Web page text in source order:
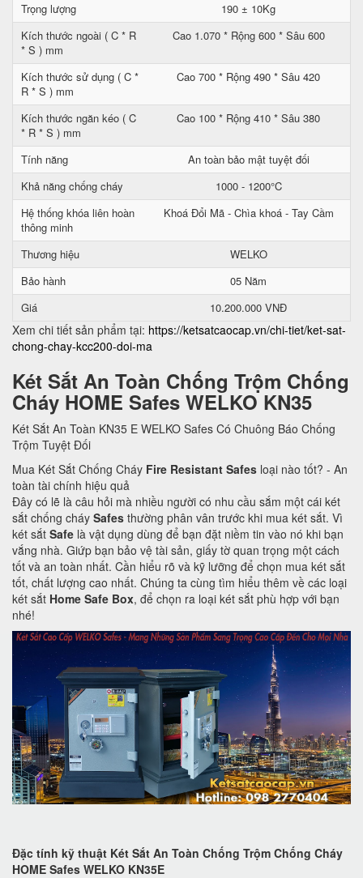
Trọng lượng
190 ± 10Kg
Kích thước ngoài ( C * R
* S ) mm
Cao 1.070 * Rộng 600 * Sâu 600
Kích thước sử dụng ( C *
R * S ) mm
Cao 700 * Rộng 490 * Sâu 420
Kích thước ngăn kéo ( C
* R * S ) mm
Cao 100 * Rộng 410 * Sâu 380
Tính năng
An toàn bảo mật tuyệt đối
Khả năng chống cháy
1000 - 1200°C
Hệ thống khóa liên hoàn
thông minh
Khoá Đổi Mã - Chìa khoá - Tay Cầm
Thương hiệu
WELKO
Bảo hành
05 Năm
Giá
10.200.000 VNĐ
Xem chi tiết sản phẩm tại: https://ketsatcaocap.vn/chi-tiet/ket-sat-
chong-chay-kcc200-doi-ma
Két Sắt An Toàn Chống Trộm Chống
Cháy HOME Safes WELKO KN35
Két Sắt An Toàn KN35 E WELKO Safes Có Chuông Báo Chống
Trộm Tuyệt Đối
Mua Két Sắt Chống Cháy Fire Resistant Safes loại nào tốt? - An
toàn tài chính hiệu quả
Đây có lẽ là câu hỏi mà nhiều người có nhu cầu sắm một cái két
sắt chống cháy Safes thường phân vân trước khi mua két sắt. Vì
két sắt Safe là vật dụng dùng để bạn đặt niềm tin vào nó khi bạn
vắng nhà. Giứp bạn bảo vệ tài sản, giấy tờ quan trọng một cách
tốt và an toàn nhất. Cần hiểu rõ và kỹ lưỡng để chọn mua két sắt
tốt, chất lượng cao nhất. Chúng ta cùng tìm hiểu thêm về các loại
két sắt Home Safe Box, để chọn ra loại két sắt phù hợp với bạn
nhé!
Đặc tính kỹ thuật Két Sắt An Toàn Chống Trộm Chống Cháy
HOME Safes WELKO KN35E